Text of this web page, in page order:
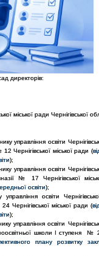
директорів:
міської ради Чернігівської
управління освіти
Чернігівської міської ради (
);
управління освіти
№ 17 Чернігівської
освіти);
освіти
Чернігівської міської ради (
);
управління освіти
школи І ступеня №
плану розвитку